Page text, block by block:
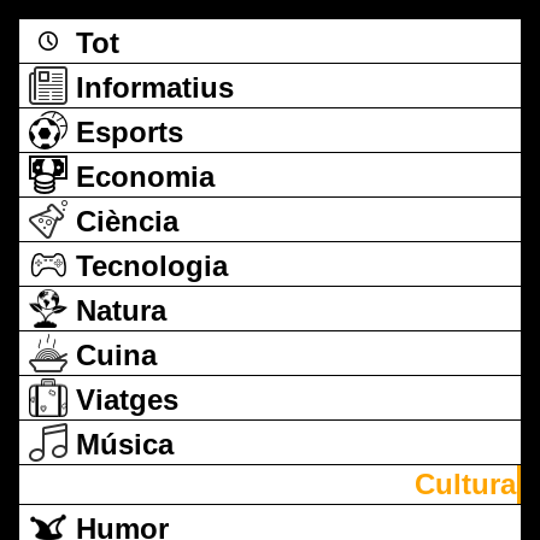
Tot
Informatius
Esports
Economia
Ciència
Tecnologia
Natura
Cuina
Viatges
Música
Cultura
Humor